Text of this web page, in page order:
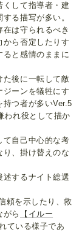
くして指導者・建
る描写が多い。
は守られるべき
から否定したりす
ると感情のままに
た後に一転して敵
ジーンを犠牲にす
持つ者が多いVer.5
われ役として描か
て自己中心的な考
り、掛け替えのな
述するナイト総選
頼を示したり、救
がら
【イルー
ている様子であ